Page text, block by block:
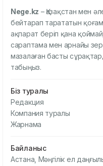
Nege.kz – Қазақстан мен
бейтарап тарататын
ақпарат беріп қана
сараптама мен арнайы
мазалаған басты
табыңыз.
Біз туралы
Редакция
Компания туралы
Жарнама
Байланыс
Астана, Мәңгілік ел